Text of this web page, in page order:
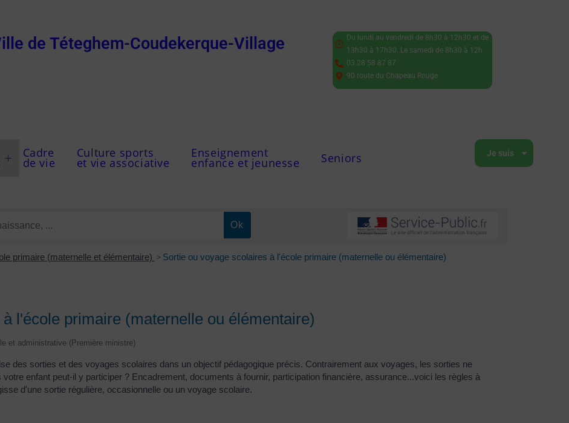
de Téteghem-Coudekerque-Village
Du lundi au vendredi de 8h30 à 12h30 et de
13h30 à 17h30. Le samedi de 8h30 à 12h.
03 28 58 87 87
90 route du Chapeau Rouge
Cadre
de vie
Culture sports
et vie associative
Enseignement
enfance et jeunesse Seniors Je suis
primaire (maternelle et élémentaire) > Sortie ou voyage scolaires à l'école primaire (maternelle ou élémentaire)
l'école primaire (maternelle ou élémentaire)
et administrative (Première ministre)
des sorties et des voyages scolaires dans un objectif pédagogique précis. Contrairement aux voyages, les sorties ne
enfant peut-il y participer ? Encadrement, documents à fournir, participation financière, assurance...voici les règles à
d'une sortie régulière, occasionnelle ou un voyage scolaire.